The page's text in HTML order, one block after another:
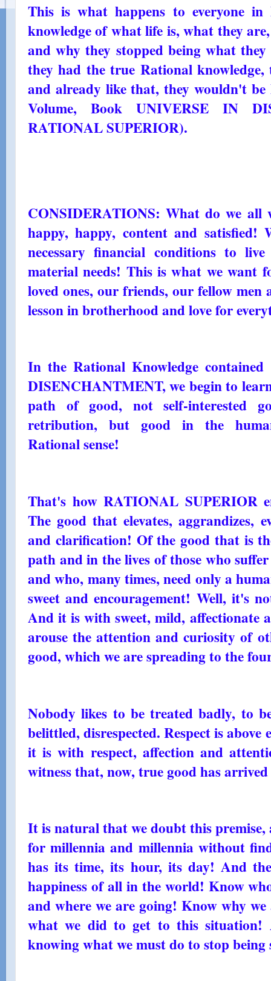
This is what happens to everyone
knowledge of what life is, what they
and why they stopped being what
they had the true Rational
and already like that, they wouldn't be
Volume, Book UNIVERSE IN
RATIONAL SUPERIOR).
CONSIDERATIONS: What do we
happy, happy, content and
necessary financial conditions to
material needs! This is what we want
loved ones, our friends, our fellow
lesson in brotherhood and love for
In the Rational Knowledge
DISENCHANTMENT, we begin to
path of good, not self-interested
retribution, but good in the
Rational sense!
That's how RATIONAL SUPERIOR
The good that elevates, aggrandizes,
and clarification! Of the good that is
path and in the lives of those who
and who, many times, need only a
sweet and encouragement! Well, it's
And it is with sweet, mild, affectionate
arouse the attention and curiosity of
good, which we are spreading to the
Nobody likes to be treated badly, to
belittled, disrespected. Respect is
it is with respect, affection and
witness that, now, true good has
It is natural that we doubt this premise,
for millennia and millennia without
has its time, its hour, its day! And
happiness of all in the world! Know
and where we are going! Know why
what we did to get to this situation!
knowing what we must do to stop